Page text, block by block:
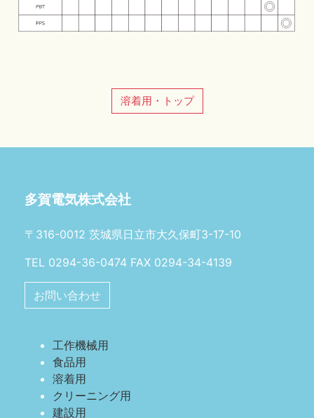
溶着用・トップ
多賀電気株式会社
〒316-0012 茨城県日立市大久保町3-17-10
TEL 0294-36-0474 FAX 0294-34-4139
お問い合わせ
工作機械用
食品用
溶着用
クリーニング用
建設用